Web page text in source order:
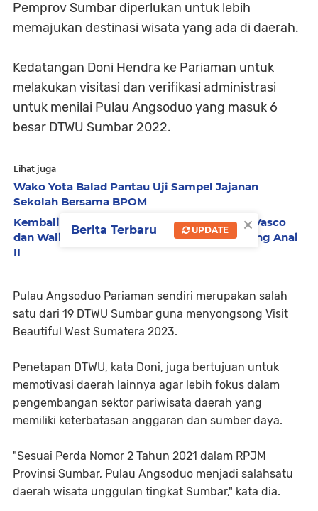
Pemprov Sumbar diperlukan untuk lebih
memajukan destinasi wisata yang ada di daerah.
Kedatangan Doni Hendra ke Pariaman untuk
melakukan visitasi dan verifikasi administrasi
untuk menilai Pulau Angsoduo yang masuk 6
besar DTWU Sumbar 2022.
Lihat juga
Wako Yota Balad Pantau Uji Sampel Jajanan
Sekolah Bersama BPOM
Kembali Dialiri Air Setelah 7 Tahun, Wagub Vasco
dan Wali Kota Yota Balad Tinjau Irigasi Batang Anai
II
Pulau Angsoduo Pariaman sendiri merupakan salah
satu dari 19 DTWU Sumbar guna menyongsong Visit
Beautiful West Sumatera 2023.
Penetapan DTWU, kata Doni, juga bertujuan untuk
memotivasi daerah lainnya agar lebih fokus dalam
pengembangan sektor pariwisata daerah yang
memiliki keterbatasan anggaran dan sumber daya.
"Sesuai Perda Nomor 2 Tahun 2021 dalam RPJM
Provinsi Sumbar, Pulau Angsoduo menjadi salahsatu
daerah wisata unggulan tingkat Sumbar," kata dia.
×
Berita Terbaru UPDATE